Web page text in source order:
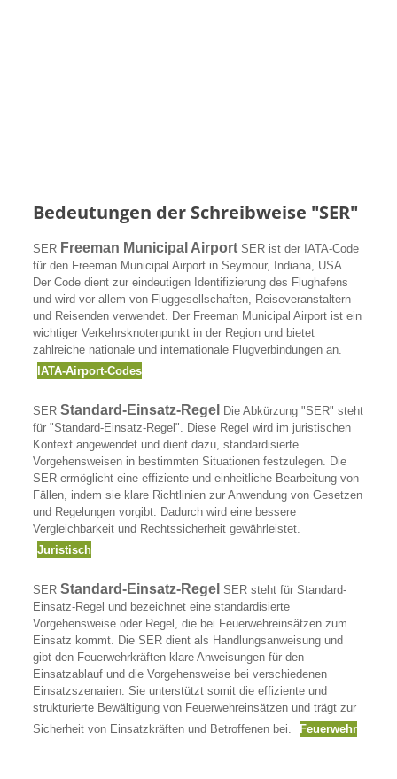
Bedeutungen der Schreibweise "SER"
SER Freeman Municipal Airport SER ist der IATA-Code
für den Freeman Municipal Airport in Seymour, Indiana, USA.
Der Code dient zur eindeutigen Identifizierung des Flughafens
und wird vor allem von Fluggesellschaften, Reiseveranstaltern
und Reisenden verwendet. Der Freeman Municipal Airport ist ein
wichtiger Verkehrsknotenpunkt in der Region und bietet
zahlreiche nationale und internationale Flugverbindungen an.
IATA-Airport-Codes
SERStandard-Einsatz-Regel
Die Abkürzung "SER" steht
für "Standard-Einsatz-Regel". Diese Regel wird im juristischen
Kontext angewendet und dient dazu, standardisierte
Vorgehensweisen in bestimmten Situationen festzulegen. Die
SER ermöglicht eine effiziente und einheitliche Bearbeitung von
Fällen, indem sie klare Richtlinien zur Anwendung von Gesetzen
und Regelungen vorgibt. Dadurch wird eine bessere
Vergleichbarkeit und Rechtssicherheit gewährleistet.
Juristisch
SERStandard-Einsatz-Regel SER steht für Standard-
Einsatz-Regel und bezeichnet eine standardisierte
Vorgehensweise oder Regel, die bei Feuerwehreinsätzen zum
Einsatz kommt. Die SER dient als Handlungsanweisung und
gibt den Feuerwehrkräften klare Anweisungen für den
Einsatzablauf und die Vorgehensweise bei verschiedenen
Einsatzszenarien. Sie unterstützt somit die effiziente und
strukturierte Bewältigung von Feuerwehreinsätzen und trägt zur
Sicherheit von Einsatzkräften und Betroffenen bei.
Feuerwehr